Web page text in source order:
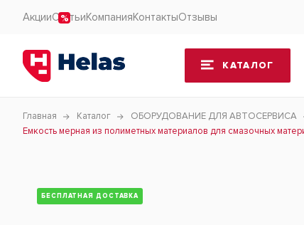
АкцииСтатьиКомпанияКонтактыОтзывы
КАТАЛОГ
Главная Каталог ОБОРУДОВАНИЕ ДЛЯ АВТОСЕРВИСА
Емкость мерная из полиметных материалов для смазочных
БЕСПЛАТНАЯ ДОСТАВКА